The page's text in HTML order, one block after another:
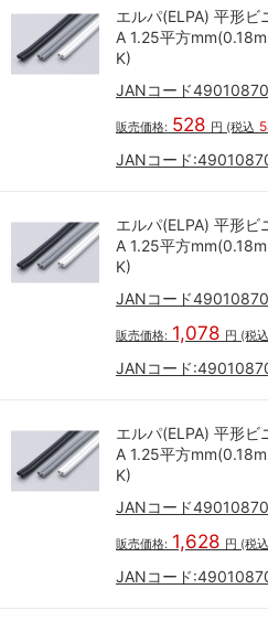
エルパ(ELPA) 平形
A 1.25平方
K)
JANコード
販売価格: 528 円 (税込
JANコード:
エルパ(ELPA) 平形
A 1.25平方
K)
JANコード
販売価格: 1,078 円 (税込
JANコード:
エルパ(ELPA) 平形
A 1.25平方
K)
JANコード
販売価格: 1,628 円 (税込
JANコード: